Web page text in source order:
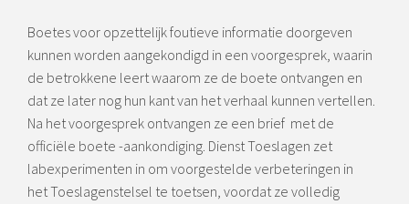
Boetes voor opzettelijk foutieve informatie doorgeven
kunnen worden aangekondigd in een voorgesprek, waarin
de betrokkene leert waarom ze de boete ontvangen en
dat ze later nog hun kant van het verhaal kunnen vertellen.
Na het voorgesprek ontvangen ze een brief met de
officiële boete -aankondiging. Dienst Toeslagen zet
labexperimenten in om voorgestelde verbeteringen in
het Toeslagenstelsel te toetsen, voordat ze volledig